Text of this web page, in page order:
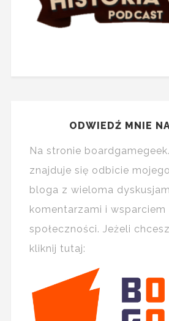
ODWIEDŹ MNIE
Na stronie
znajduje się odbicie
bloga z wieloma
komentarzami i wsparciem
społeczności. Jeżeli
kliknij tutaj: